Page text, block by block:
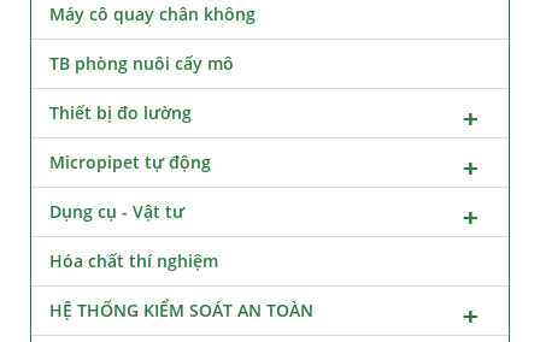
Máy cô quay chân không
TB phòng nuôi cấy mô
Thiết bị đo lường
Micropipet tự động
Dụng cụ - Vật tư
Hóa chất thí nghiệm
HỆ THỐNG KIỂM SOÁT AN TOÀN